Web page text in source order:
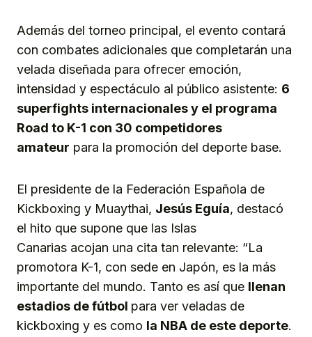
Además del torneo principal, el evento contará
con combates adicionales que completarán una
velada diseñada para ofrecer emoción,
intensidad y espectáculo al público asistente: 6
superfights internacionalesy el programa
Road to K-1 con 30 competidores
amateur para la promoción del deporte base.
El presidente de la Federación Española de
Kickboxing y Muaythai, Jesús Eguía, destacó
el hito que supone que las Islas
Canarias acojan una cita tan relevante: “La
promotora K-1, con sede en Japón, es la más
importante del mundo. Tanto es así que llenan
estadios de fútbol para ver veladas de
kickboxing y es como la NBA de este deporte.